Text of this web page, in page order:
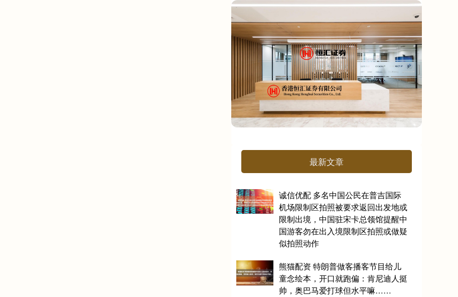
最新文章
诚信优配 多名中国公民在普吉国际
机场限制区拍照被要求返回出发地或
限制出境，中国驻宋卡总领馆提醒中
国游客勿在出入境限制区拍照或做疑
似拍照动作
熊猫配资 特朗普做客播客节目给儿
童念绘本，开口就跑偏：肯尼迪人挺
帅，奥巴马爱打球但水平嘛……